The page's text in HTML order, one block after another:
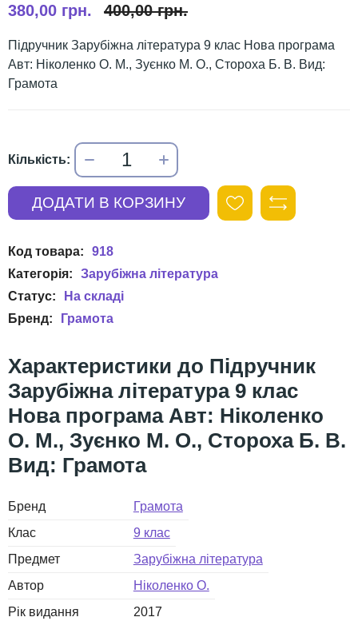
380,00 грн. 400,00 грн.
Підручник Зарубіжна література 9 клас Нова програма
Авт: Ніколенко О. М., Зуєнко М. О., Стороха Б. В. Вид:
Грамота
918
Зарубіжна література
Грамота
Підручник
Зарубіжна література 9 клас
Нова програма Авт: Ніколенко
О. М., Зуєнко М. О., Стороха Б. В.
Вид: Грамота
Бренд
Грамота
Клас
9 клас
Предмет
Зарубіжна література
Автор
Ніколенко О.
Рік видання
2017